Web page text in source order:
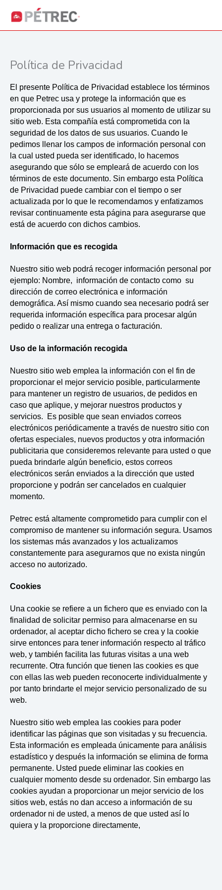
Política de Privacidad
El presente Política de Privacidad establece los términos
en que Petrec usa y protege la información que es
proporcionada por sus usuarios al momento de utilizar su
sitio web. Esta compañía está comprometida con la
seguridad de los datos de sus usuarios. Cuando le
pedimos llenar los campos de información personal con
la cual usted pueda ser identificado, lo hacemos
asegurando que sólo se empleará de acuerdo con los
términos de este documento. Sin embargo esta Política
de Privacidad puede cambiar con el tiempo o ser
actualizada por lo que le recomendamos y enfatizamos
revisar continuamente esta página para asegurarse que
está de acuerdo con dichos cambios.
Información que es recogida
Nuestro sitio web podrá recoger información personal por
ejemplo: Nombre, información de contacto como su
dirección de correo electrónica e información
demográfica. Así mismo cuando sea necesario podrá ser
requerida información específica para procesar algún
pedido o realizar una entrega o facturación.
Uso de la información recogida
Nuestro sitio web emplea la información con el fin de
proporcionar el mejor servicio posible, particularmente
para mantener un registro de usuarios, de pedidos en
caso que aplique, y mejorar nuestros productos y
servicios. Es posible que sean enviados correos
electrónicos periódicamente a través de nuestro sitio con
ofertas especiales, nuevos productos y otra información
publicitaria que consideremos relevante para usted o que
pueda brindarle algún beneficio, estos correos
electrónicos serán enviados a la dirección que usted
proporcione y podrán ser cancelados en cualquier
momento.
Petrec está altamente comprometido para cumplir con el
compromiso de mantener su información segura. Usamos
los sistemas más avanzados y los actualizamos
constantemente para asegurarnos que no exista ningún
acceso no autorizado.
Cookies
Una cookie se refiere a un fichero que es enviado con la
finalidad de solicitar permiso para almacenarse en su
ordenador, al aceptar dicho fichero se crea y la cookie
sirve entonces para tener información respecto al tráfico
web, y también facilita las futuras visitas a una web
recurrente. Otra función que tienen las cookies es que
con ellas las web pueden reconocerte individualmente y
por tanto brindarte el mejor servicio personalizado de su
web.
Nuestro sitio web emplea las cookies para poder
identificar las páginas que son visitadas y su frecuencia.
Esta información es empleada únicamente para análisis
estadístico y después la información se elimina de forma
permanente. Usted puede eliminar las cookies en
cualquier momento desde su ordenador. Sin embargo las
cookies ayudan a proporcionar un mejor servicio de los
sitios web, estás no dan acceso a información de su
ordenador ni de usted, a menos de que usted así lo
quiera y la proporcione directamente,